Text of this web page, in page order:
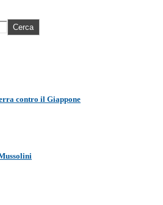
Cerca
contro il Giappone